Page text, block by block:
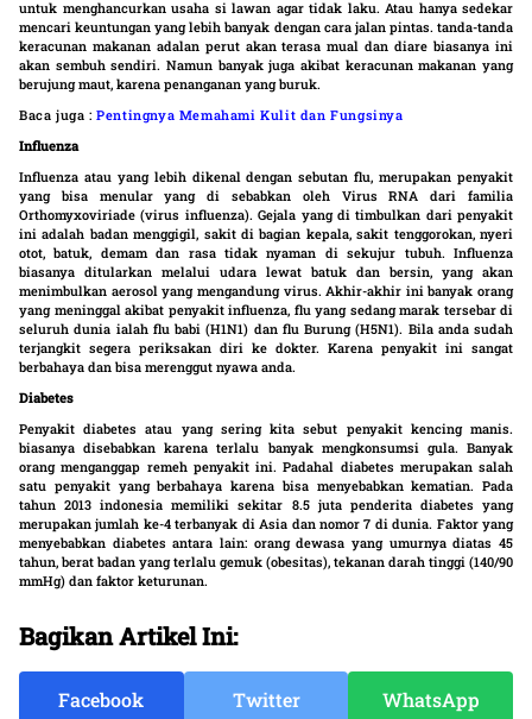
untuk menghancurkan usaha si lawan agar tidak laku. Atau hanya sedekar
mencari keuntungan yang lebih banyak dengan cara jalan pintas. tanda-tanda
keracunan makanan adalan perut akan terasa mual dan diare biasanya ini
akan sembuh sendiri. Namun banyak juga akibat keracunan makanan yang
berujung maut, karena penanganan yang buruk.
Baca juga :Pentingnya Memahami Kulit dan Fungsinya
Influenza
Influenza atau yang lebih dikenal dengan sebutan flu, merupakan penyakit
yang bisa menular yang di sebabkan oleh Virus RNA dari familia
Orthomyxoviriade (virus influenza). Gejala yang di timbulkan dari penyakit
ini adalah badan menggigil, sakit di bagian kepala, sakit tenggorokan, nyeri
otot, batuk, demam dan rasa tidak nyaman di sekujur tubuh. Influenza
biasanya ditularkan melalui udara lewat batuk dan bersin, yang akan
menimbulkan aerosol yang mengandung virus. Akhir-akhir ini banyak orang
yang meninggal akibat penyakit influenza, flu yang sedang marak tersebar di
seluruh dunia ialah flu babi (H1N1) dan flu Burung (H5N1). Bila anda sudah
terjangkit segera periksakan diri ke dokter. Karena penyakit ini sangat
berbahaya dan bisa merenggut nyawa anda.
Diabetes
Penyakit diabetes atau yang sering kita sebut penyakit kencing manis.
biasanya disebabkan karena terlalu banyak mengkonsumsi gula. Banyak
orang menganggap remeh penyakit ini. Padahal diabetes merupakan salah
satu penyakit yang berbahaya karena bisa menyebabkan kematian. Pada
tahun 2013 indonesia memiliki sekitar 8.5 juta penderita diabetes yang
merupakan jumlah ke-4 terbanyak di Asia dan nomor 7 di dunia. Faktor yang
menyebabkan diabetes antara lain: orang dewasa yang umurnya diatas 45
tahun, berat badan yang terlalu gemuk (obesitas), tekanan darah tinggi (140/90
mmHg) dan faktor keturunan.
Bagikan Artikel Ini:
Facebook Twitter WhatsApp